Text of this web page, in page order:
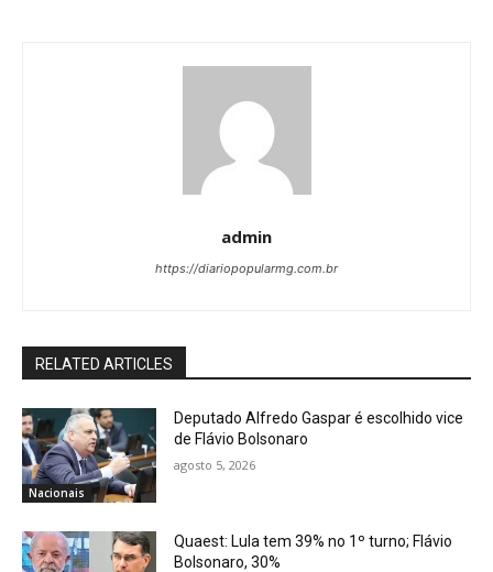
admin
https://diariopopularmg.com.br
RELATED ARTICLES
Nacionais
Deputado Alfredo Gaspar é escolhido vice
de Flávio Bolsonaro
agosto 5, 2026
Quaest: Lula tem 39% no 1º turno; Flávio
Bolsonaro, 30%